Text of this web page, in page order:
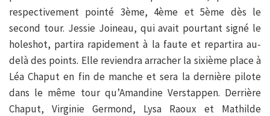
respectivement pointé 3ème, 4ème et 5ème dès le
second tour. Jessie Joineau, qui avait pourtant signé le
holeshot, partira rapidement à la faute et repartira au-
delà des points. Elle reviendra arracher la sixième place à
Léa Chaput en fin de manche et sera la dernière pilote
dans le même tour qu’Amandine Verstappen. Derrière
Chaput, Virginie Germond, Lysa Raoux et Mathilde